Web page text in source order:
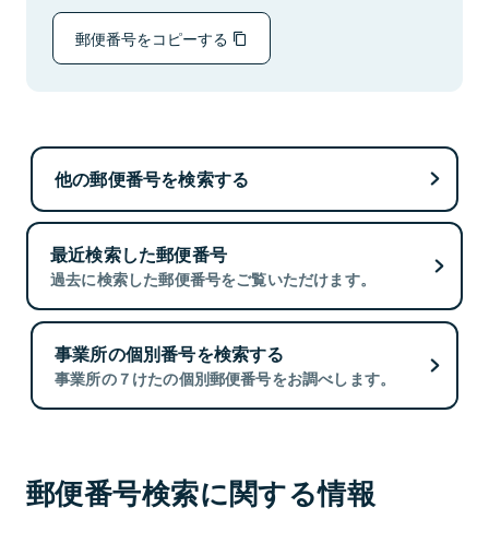
郵便番号をコピーする
他の郵便番号を検索する
最近検索した郵便番号
過去に検索した郵便番号をご覧いただけます。
事業所の個別番号を検索する
事業所の７けたの個別郵便番号をお調べします。
郵便番号検索に関する情報